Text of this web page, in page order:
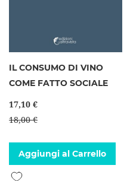
IL CONSUMO DI VINO
COME FATTO SOCIALE
17,10 €
18,00 €
Aggiungi al Carrello
Aggiungi alla lista desideri